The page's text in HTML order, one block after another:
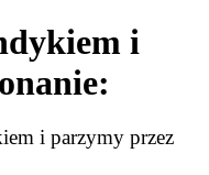
i
i parzymy przez